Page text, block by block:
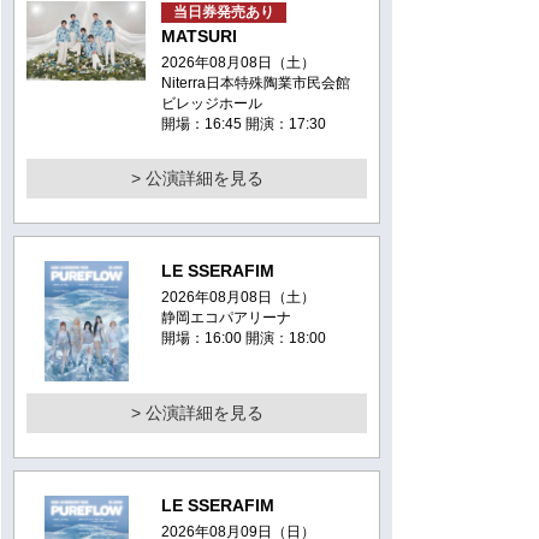
当日券発売あり
MATSURI
2026年08月08日（土）
Niterra日本特殊陶業市民会館
ビレッジホール
開場：16:45 開演：17:30
> 公演詳細を見る
LE SSERAFIM
2026年08月08日（土）
静岡エコパアリーナ
開場：16:00 開演：18:00
> 公演詳細を見る
LE SSERAFIM
2026年08月09日（日）